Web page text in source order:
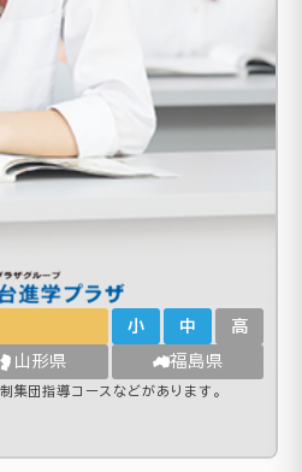
小 中 高
山形県 福島県
集団指導コースなどがあります。